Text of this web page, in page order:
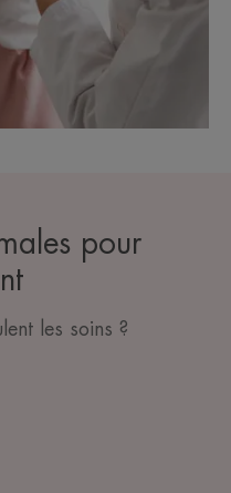
pour
les soins ?